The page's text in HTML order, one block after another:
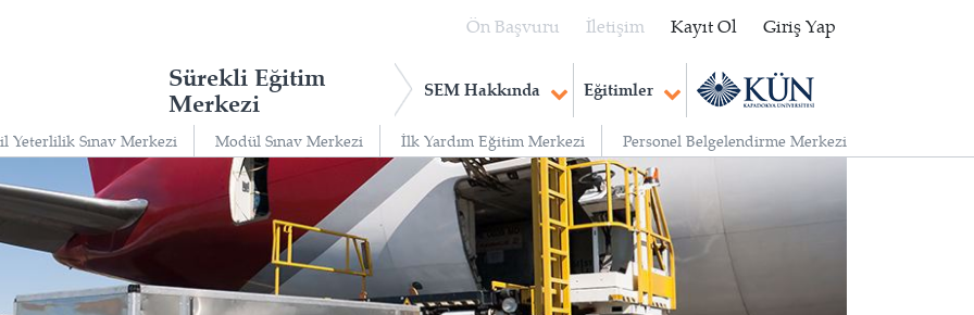
Sürekli Eğitim
Merkezi
SEM Hakkında Eğitimler
Yeterlilik Sınav Merkezi Modül Sınav Merkezi İlk Yardım Eğitim Merkezi Personel Belgelendirme Merkezi
Ön Başvuru İletişim Kayıt Ol Giriş Yap